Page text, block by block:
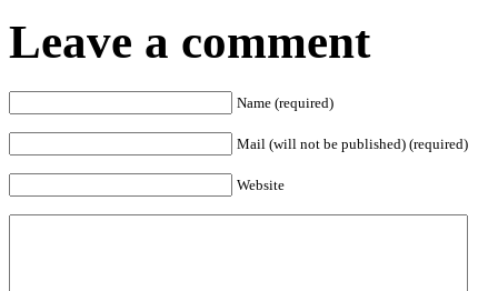
Leave a comment
Name (required)
Mail (will not be published) (required)
Website